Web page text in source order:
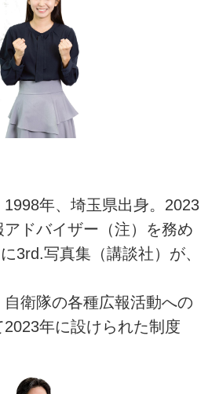
年、埼玉県出身。2023
ドバイザー（注）を務め
3rd.写真集（講談社）が、
衛隊の各種広報活動への
年に設けられた制度